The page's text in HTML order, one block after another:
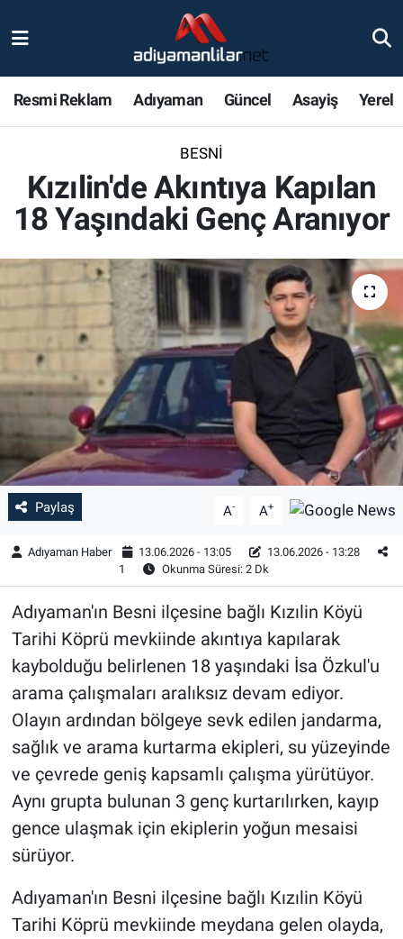
Resmi Reklam Adıyaman Güncel Asayiş Yerel
BESNI
Kızılin'de Akıntıya Kapılan
18 Yaşındaki Genç Aranıyor
Paylaş A- A+
Adıyaman Haber 13.06.2026 - 13:05
13.06.2026 - 13:28
1
Okunma Süresi: 2 Dk
Adıyaman'ın Besni ilçesine bağlı Kızılin Köyü
Tarihi Köprü mevkiinde akıntıya kapılarak
kaybolduğu belirlenen 18 yaşındaki İsa Özkul'u
arama çalışmaları aralıksız devam ediyor.
Olayın ardından bölgeye sevk edilen jandarma,
sağlık ve arama kurtarma ekipleri, su yüzeyinde
ve çevrede geniş kapsamlı çalışma yürütüyor.
Aynı grupta bulunan 3 genç kurtarılırken, kayıp
gence ulaşmak için ekiplerin yoğun mesaisi
sürüyor.
Adıyaman'ın Besni ilçesine bağlı Kızılin Köyü
Tarihi Köprü mevkiinde meydana gelen olayda,
Magazin
Gündem
Asayiş
Sağlık
Özel Haber
Kültür Sanat
Yaşam
Çevre
BİLİM VE TEKNOLOJİ
Şambayat Haber
Nöbetçi Eczaneler
Adiyaman Namaz Vakitleri
Trafik Durumu
Tüm Manşetler
Son Dakika Haberleri
Haber Arşivi